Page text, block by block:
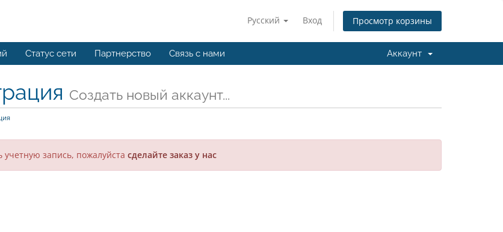
Русский Вход Просмотр корзины
Статус сети Партнерство Связь с нами Аккаунт
Создать новый аккаунт...
учетную запись, пожалуйста сделайте заказ у нас